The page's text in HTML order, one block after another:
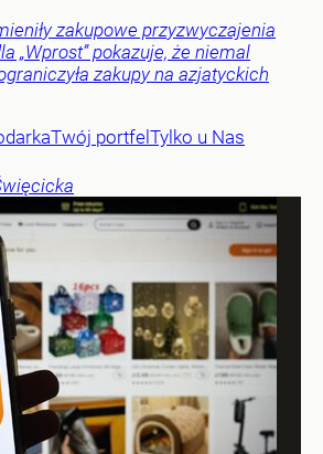
zakupowe przyzwyczajenia
„Wprost” pokazuje, że niemal
zakupy na azjatyckich
Twój portfelTylko u Nas